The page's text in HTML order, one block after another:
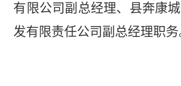
有限公司副总经理、县奔康
发有限责任公司副总经理职务